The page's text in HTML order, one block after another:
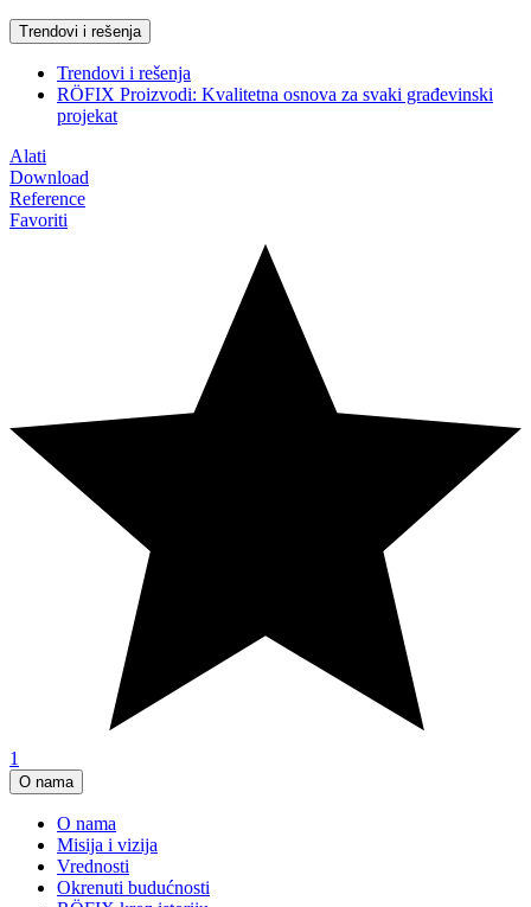
Trendovi i rešenja
Trendovi i rešenja
RÖFIX Proizvodi: Kvalitetna osnova za svaki građevinski
projekat
Alati
Download
Reference
Favoriti
1
O nama
O nama
Misija i vizija
Vrednosti
Okrenuti budućnosti